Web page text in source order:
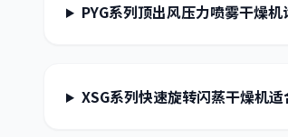
PYG系列顶出风压力喷雾干燥
XSG系列快速旋转闪蒸干燥机适